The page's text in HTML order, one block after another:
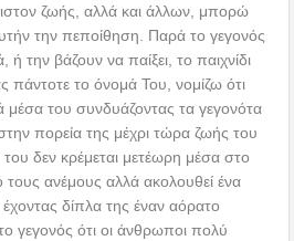
ζωής, αλλά και άλλων, μπορώ
την πεποίθηση. Παρά το γεγονός
ή την βάζουν να παίξει, το παιχνίδι
πάντοτε το όνομά Του, νομίζω ότι
μέσα του συνδυάζοντας τα γεγονότα
πορεία της μέχρι τώρα ζωής του
δεν κρέμεται μετέωρη μέσα στο
ανέμους αλλά ακολουθεί ένα
έχοντας δίπλα της έναν αόρατο
γεγονός ότι οι άνθρωποι πολύ